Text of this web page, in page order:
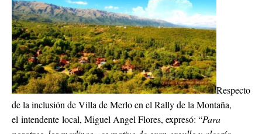
Respecto
de la inclusión de Villa de Merlo en el Rally de la Montaña,
el intendente local, Miguel Angel Flores, expresó: “Para